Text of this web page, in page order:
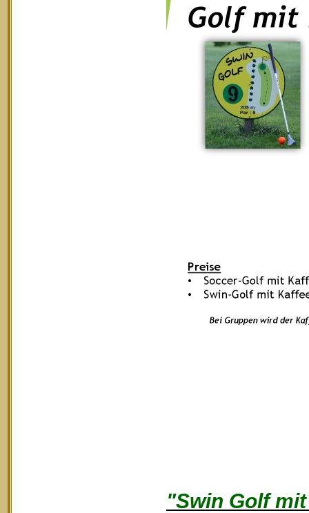
"Swin Golf